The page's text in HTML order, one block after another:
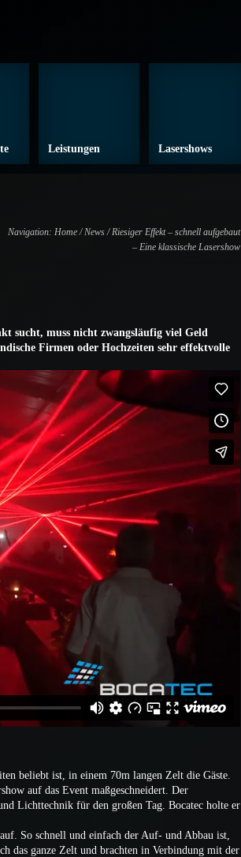
Leistungen Lasershows
Navigation: Home/News/ Riesiger Effekt – schnell aufgebaut
– Eine klassische Lasershow
sucht, muss nicht zwangsläufig viel Geld
Firmen oder Hochzeiten sehr effektvolle
beliebt ist, in einem 70m langen Zelt die Gäste.
auf das Event maßgeschneidert. Der
Lichttechnik für den großen Tag. Bocatec holte er
So schnell und einfach der Auf- und Abbau ist,
das ganze Zelt und brachten in Verbindung mit der